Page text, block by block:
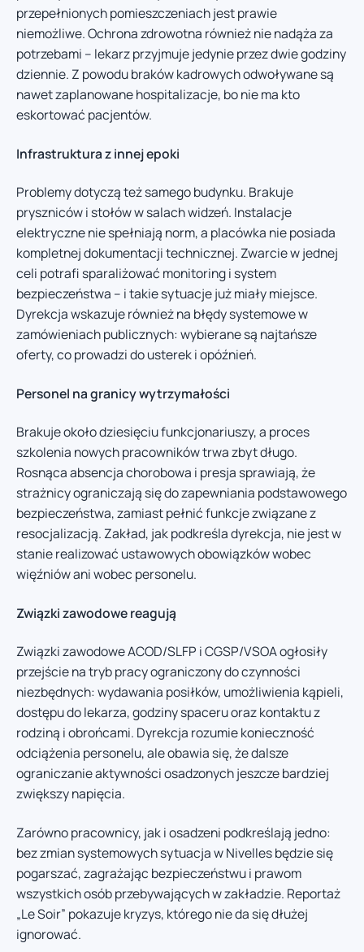
przepełnionych pomieszczeniach jest prawie
niemożliwe. Ochrona zdrowotna również nie nadąża za
potrzebami – lekarz przyjmuje jedynie przez dwie godziny
dziennie. Z powodu braków kadrowych odwoływane są
nawet zaplanowane hospitalizacje, bo nie ma kto
eskortować pacjentów.
Infrastruktura z innej epoki
Problemy dotyczą też samego budynku. Brakuje
pryszniców i stołów w salach widzeń. Instalacje
elektryczne nie spełniają norm, a placówka nie posiada
kompletnej dokumentacji technicznej. Zwarcie w jednej
celi potrafi sparaliżować monitoring i system
bezpieczeństwa – i takie sytuacje już miały miejsce.
Dyrekcja wskazuje również na błędy systemowe w
zamówieniach publicznych: wybierane są najtańsze
oferty, co prowadzi do usterek i opóźnień.
Personel na granicy wytrzymałości
Brakuje około dziesięciu funkcjonariuszy, a proces
szkolenia nowych pracowników trwa zbyt długo.
Rosnąca absencja chorobowa i presja sprawiają, że
strażnicy ograniczają się do zapewniania podstawowego
bezpieczeństwa, zamiast pełnić funkcje związane z
resocjalizacją. Zakład, jak podkreśla dyrekcja, nie jest w
stanie realizować ustawowych obowiązków wobec
więźniów ani wobec personelu.
Związki zawodowe reagują
Związki zawodowe ACOD/SLFP i CGSP/VSOA ogłosiły
przejście na tryb pracy ograniczony do czynności
niezbędnych: wydawania posiłków, umożliwienia kąpieli,
dostępu do lekarza, godziny spaceru oraz kontaktu z
rodziną i obrońcami. Dyrekcja rozumie konieczność
odciążenia personelu, ale obawia się, że dalsze
ograniczanie aktywności osadzonych jeszcze bardziej
zwiększy napięcia.
Zarówno pracownicy, jak i osadzeni podkreślają jedno:
bez zmian systemowych sytuacja w Nivelles będzie się
pogarszać, zagrażając bezpieczeństwu i prawom
wszystkich osób przebywających w zakładzie. Reportaż
„Le Soir” pokazuje kryzys, którego nie da się dłużej
ignorować.